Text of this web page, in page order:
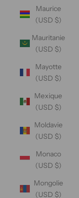
Maurice
(USD $)
Mauritanie
(USD $)
Mayotte
(USD $)
Mexique
(USD $)
Moldavie
(USD $)
Monaco
(USD $)
Mongolie
(USD $)